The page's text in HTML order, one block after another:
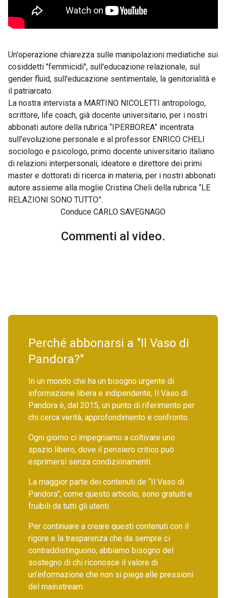
Un'operazione chiarezza sulle manipolazioni mediatiche sui
cosiddetti "femmicidi", sull'educazione relazionale, sul
gender fluid, sull'educazione sentimentale, la genitorialità e
il patriarcato.
La nostra intervista a MARTINO NICOLETTI antropologo,
scrittore, life coach, già docente universitario, per i nostri
abbonati autore della rubrica “IPERBOREA” incentrata
sull’evoluzione personale e al professor ENRICO CHELI
sociologo e psicologo, primo docente universitario italiano
di relazioni interpersonali, ideatore e direttore dei primi
master e dottorati di ricerca in materia, per i nostri abbonati
autore assieme alla moglie Cristina Cheli della rubrica “LE
RELAZIONI SONO TUTTO”.
Conduce CARLO SAVEGNAGO
Commenti al video.
Perché abbonarsi a "Il Vaso di
Pandora?"
In un mondo che ha un bisogno urgente di
informazione libera e indipendente, Il Vaso di
Pandora è, dal 2015, un punto di riferimento per
chi cerca verità, approfondimento e confronto.
Ogni giorno ci impegniamo a coltivare uno
spazio libero, dove il pensiero critico può
esprimersi senza condizionamenti.
La maggior parte dei contenuti de “Il Vaso di
Pandora”, come questo articolo, sono gratuiti e
fruibili da tutti gli utenti.
Per continuare a creare questi contenuti con il
rigore e la trasparenza che da sempre ci
contraddistinguono, abbiamo bisogno del
sostegno di chi riconosce il valore di
un’informazione che non si piega alle pressioni
del mainstream.